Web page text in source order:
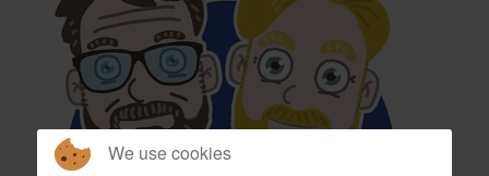
Branchen-/Wirtschaftsnews
Interviews
Crowdfunding
Veranstaltungen-Events
In eigener Sache-On our own behalf
We use cookies